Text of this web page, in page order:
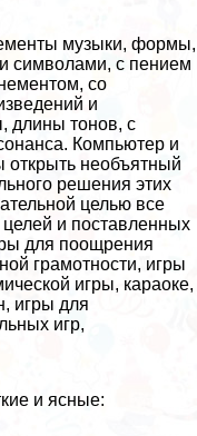
музыки, формы,
символами, с пением
со
и
длины тонов, с
Компьютер и
открыть необъятный
решения этих
целью все
и поставленных
для поощрения
грамотности, игры
игры, караоке,
игры для
игр,
и ясные: